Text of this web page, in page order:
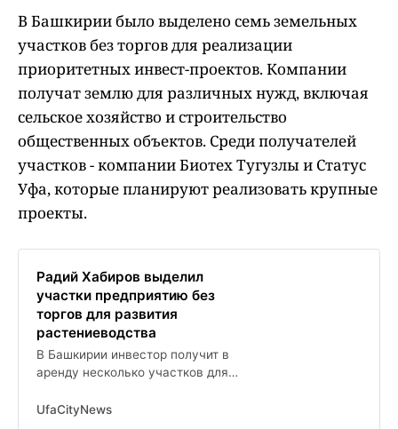
В Башкирии было выделено семь земельных
участков без торгов для реализации
приоритетных инвест-проектов. Компании
получат землю для различных нужд, включая
сельское хозяйство и строительство
общественных объектов. Среди получателей
участков - компании Биотех Тугузлы и Статус
Уфа, которые планируют реализовать крупные
проекты.
Радий Хабиров выделил
участки предприятию без
торгов для развития
растениеводства
В Башкирии инвестор получит в
аренду несколько участков для
UfaCityNews